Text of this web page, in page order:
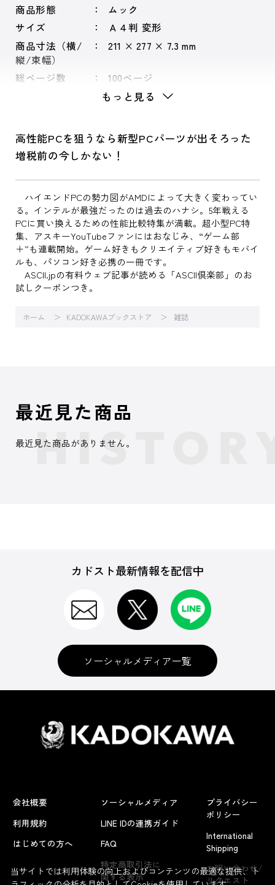
商品形態
ムック
サイズ
Ａ４判 変形
商品寸法（横/
縦/束幅）
211 × 277 × 7.3 mm
総ページ数 100ページ
もっと見る
高性能PCを狙うなら新型PCパーツが出そろった
増税前の今しかない！
ハイエンドPCの勢力図がAMDによって大きく変わってい
る。インテルが最強だったのは過去のハナシ。5年戦える
PCに買い換えるための性能比較特集が満載。超小型PC特
集、アスキーYouTubeファンにはおなじみ、“ゲーム部
＋”も連載開始。ゲーム好きもクリエイティブ好きもモバイ
ルも、パソコン好き必携の一冊です。
ASCII.jpの有料ウェブ記事が読める「ASCII倶楽部」のお
試しクーポンつき。
ホーム KADOKAWAブックストア 雑誌
よくあるお問い合わせ
最近見た商品
最近見た商品がありません。
カドスト最新情報を配信中
ソーシャルメディア一覧
会社概要
利用規約
はじめての方へ
ソーシャルメディア
LINE IDの連携ガイド
FAQ
特定商取引法に
関する表示
プライバシー
ポリシー
International
Shipping
お問い合わせ/
リクエスト
当サイトでは利用体験の向上およびコンテンツの最適な提供、ト